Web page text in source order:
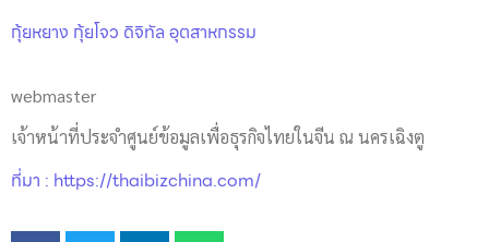
กุ้ยหยาง กุ้ยโจว ดิจิทัล อุตสาหกรรม
webmaster
เจ้าหน้าที่ประจำศูนย์ข้อมูลเพื่อธุรกิจไทยในจีน ณ นครเฉิงตู
ที่มา : https://thaibizchina.com/